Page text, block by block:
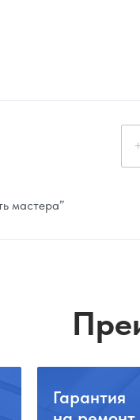
мастера”
Гарантия